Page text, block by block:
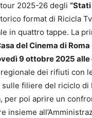
2025-26 degli
format di Ricicla
in quattro tappe. La
del Cinema di
9 ottobre 2025 alle
dei rifiuti con
filiere del riciclo di
per poi aprire un
insieme